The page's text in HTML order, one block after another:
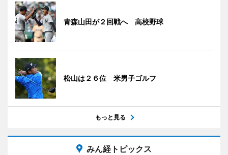
青森山田が２回戦へ 高校野球
松山は２６位 米男子ゴルフ
もっと見る
みん経トピックス